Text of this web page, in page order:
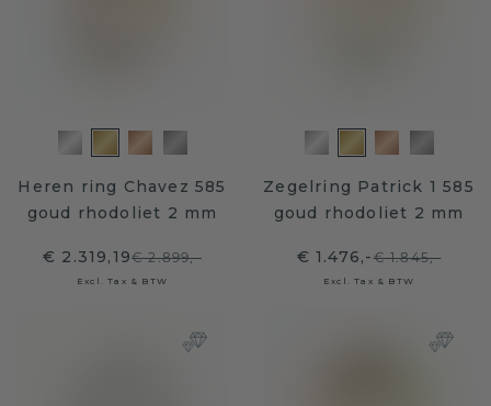
Heren ring Chavez 585
goud rhodoliet 2 mm
€ 2.319,19€ 2.899,-
Excl. Tax & BTW
Zegelring Patrick 1 585
goud rhodoliet 2 mm
€ 1.476,-€ 1.845,-
Excl. Tax & BTW